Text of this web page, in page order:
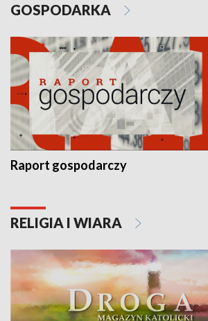
GOSPODARKA
Raport gospodarczy
RELIGIA I WIARA